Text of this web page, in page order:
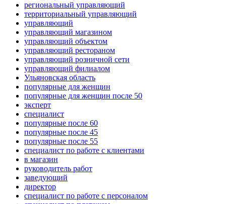
региональный управляющий
территориальный управляющий
управляющий
управляющий магазином
управляющий объектом
управляющий рестораном
управляющий розничной сети
управляющий филиалом
Ульяновская область
популярные для женщин
популярные для женщин после 50
эксперт
специалист
популярные после 60
популярные после 45
популярные после 55
специалист по работе с клиентами
в магазин
руководитель работ
заведующий
директор
специалист по работе с персоналом